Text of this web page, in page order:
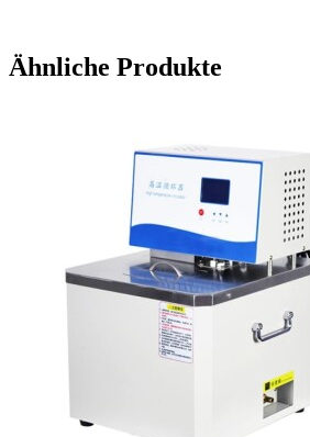
Ähnliche Produkte